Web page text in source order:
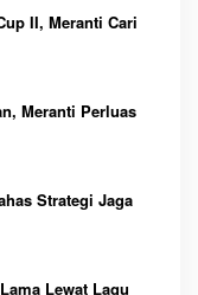
II, Meranti Cari
Meranti Perluas
Strategi Jaga
Lewat Lagu